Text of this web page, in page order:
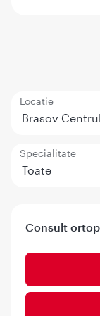
Locatie
Brasov
Specialitate
Toate
Consult